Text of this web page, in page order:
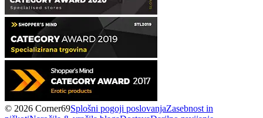
© 2026 Corner69Splošni pogoji poslovanjaZasebnost in